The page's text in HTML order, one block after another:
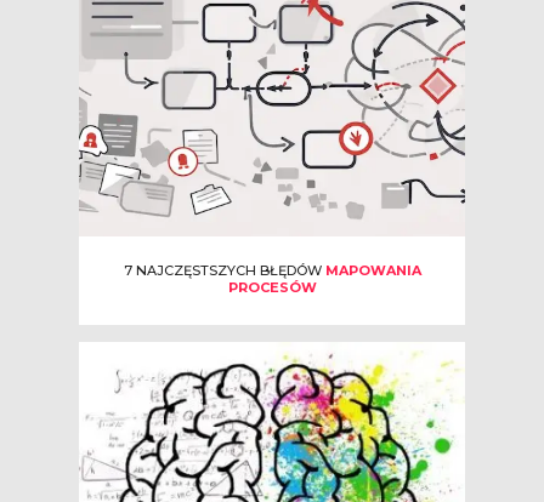
7 NAJCZĘSTSZYCH BŁĘDÓW MAPOWANIA
PROCESÓW